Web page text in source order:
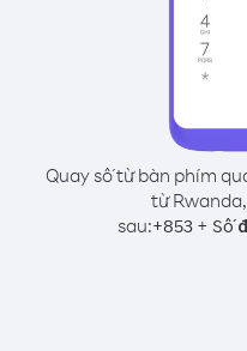
Quay số từ bàn phím
từ
sau:+853 + Số